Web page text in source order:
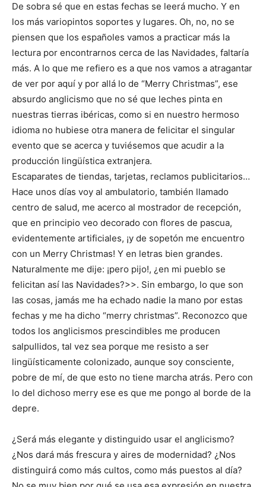
De sobra sé que en estas fechas se leerá mucho. Y en
los más variopintos soportes y lugares. Oh, no, no se
piensen que los españoles vamos a practicar más la
lectura por encontrarnos cerca de las Navidades, faltaría
más. A lo que me refiero es a que nos vamos a atragantar
de ver por aquí y por allá lo de “Merry Christmas”, ese
absurdo anglicismo que no sé que leches pinta en
nuestras tierras ibéricas, como si en nuestro hermoso
idioma no hubiese otra manera de felicitar el singular
evento que se acerca y tuviésemos que acudir a la
producción lingüística extranjera.
Escaparates de tiendas, tarjetas, reclamos publicitarios…
Hace unos días voy al ambulatorio, también llamado
centro de salud, me acerco al mostrador de recepción,
que en principio veo decorado con flores de pascua,
evidentemente artificiales, ¡y de sopetón me encuentro
con un Merry Christmas! Y en letras bien grandes.
Naturalmente me dije: ¡pero pijo!, ¿en mi pueblo se
felicitan así las Navidades?>>. Sin embargo, lo que son
las cosas, jamás me ha echado nadie la mano por estas
fechas y me ha dicho “merry christmas”. Reconozco que
todos los anglicismos prescindibles me producen
salpullidos, tal vez sea porque me resisto a ser
lingüísticamente colonizado, aunque soy consciente,
pobre de mí, de que esto no tiene marcha atrás. Pero con
lo del dichoso merry ese es que me pongo al borde de la
depre.
¿Será más elegante y distinguido usar el anglicismo?
¿Nos dará más frescura y aires de modernidad? ¿Nos
distinguirá como más cultos, como más puestos al día?